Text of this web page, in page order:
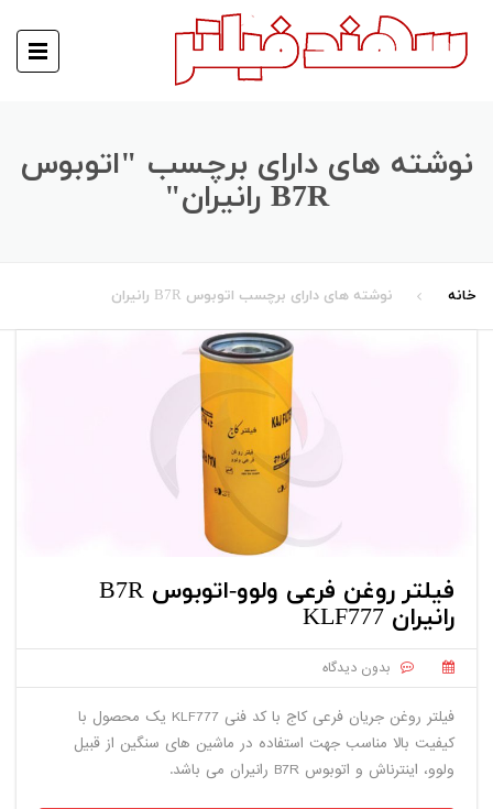
نوشته های دارای برچسب "اتوبوس
B7R رانیران"
خانه نوشته های دارای برچسب اتوبوس B7R رانیران
فیلتر روغن فرعی ولوو-اتوبوس B7R
رانیران KLF777
بدون دیدگاه
فیلتر روغن جریان فرعی کاج با کد فنی KLF777 یک محصول با
کیفیت بالا مناسب جهت استفاده در ماشین های سنگین از قبیل
ولوو، اینترناش و اتوبوس B7R رانیران می باشد.